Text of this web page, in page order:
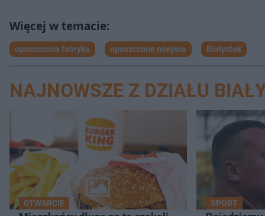
opuszczona fabryka opuszczone miejsca Białystok
NAJNOWSZE Z DZIAŁU
OTWARCIE SPORT